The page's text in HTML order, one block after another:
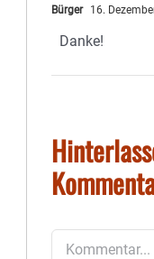
Bürger 16.
Danke!